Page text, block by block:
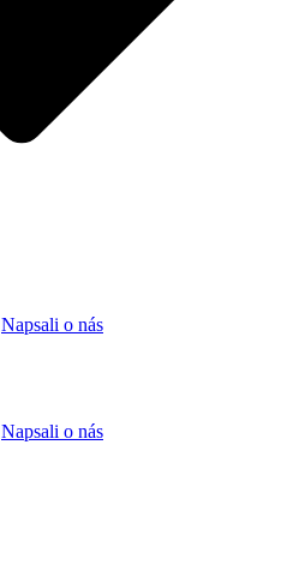
Napsali o nás
Napsali o nás